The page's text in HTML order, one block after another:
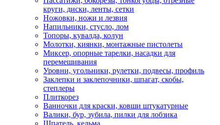
круги, диски, ленты, сетки
Ножовки, ножи и лезвия
Напильники, стусло, лом
Топоры, кувалда, колун
Молотки, киянки, монтажные пистолеты
Миксер, опорные тарелки, насадки для
перемешивания
Уровни, угольники, рулетки, подвесы, профиль
Заклепки и заклепочники, шпагат, скобы,
степлеры
Плиткорез
Ванночки для краски, ковши штукатурные
Валики, бур, зубила, пилки для лобзика
Шпатель, кельма